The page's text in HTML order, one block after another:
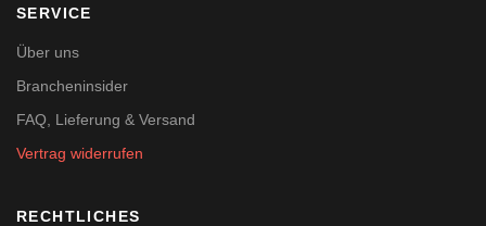
SERVICE
Über uns
Brancheninsider
FAQ, Lieferung & Versand
Vertrag widerrufen
RECHTLICHES